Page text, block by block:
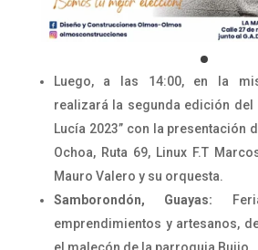
Luego, a las 14:00, en la
realizará la segunda edición del
Lucía 2023” con la presentación
Ochoa, Ruta 69, Linux F.T
Mauro Valero y su orquesta.
Samborondón, Guayas:
emprendimientos y artesanos,